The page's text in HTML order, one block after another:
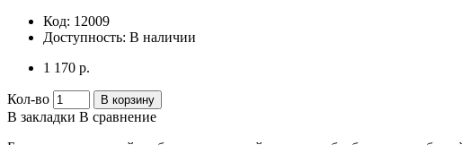
Код: 12009
Доступность: В наличии
1 170 р.
Кол-во В корзину
В закладки В сравнение